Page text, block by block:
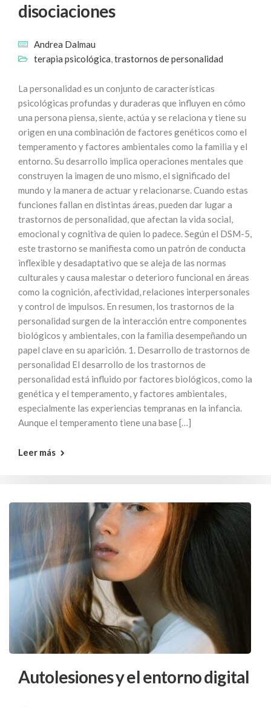
disociaciones
Andrea Dalmau
terapia psicológica,trastornos de personalidad
La personalidad es un conjunto de características
psicológicas profundas y duraderas que influyen en cómo
una persona piensa, siente, actúa y se relaciona y tiene su
origen en una combinación de factores genéticos como el
temperamento y factores ambientales como la familia y el
entorno. Su desarrollo implica operaciones mentales que
construyen la imagen de uno mismo, el significado del
mundo y la manera de actuar y relacionarse. Cuando estas
funciones fallan en distintas áreas, pueden dar lugar a
trastornos de personalidad, que afectan la vida social,
emocional y cognitiva de quien lo padece. Según el DSM-5,
este trastorno se manifiesta como un patrón de conducta
inflexible y desadaptativo que se aleja de las normas
culturales y causa malestar o deterioro funcional en áreas
como la cognición, afectividad, relaciones interpersonales
y control de impulsos. En resumen, los trastornos de la
personalidad surgen de la interacción entre componentes
biológicos y ambientales, con la familia desempeñando un
papel clave en su aparición. 1. Desarrollo de trastornos de
personalidad El desarrollo de los trastornos de
personalidad está influido por factores biológicos, como la
genética y el temperamento, y factores ambientales,
especialmente las experiencias tempranas en la infancia.
Aunque el temperamento tiene una base […]
Leer más
Autolesiones y el entorno digital